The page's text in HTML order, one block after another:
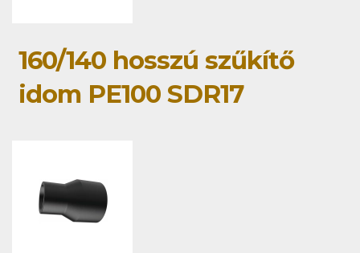
160/140 hosszú szűkítő
idom PE100 SDR17